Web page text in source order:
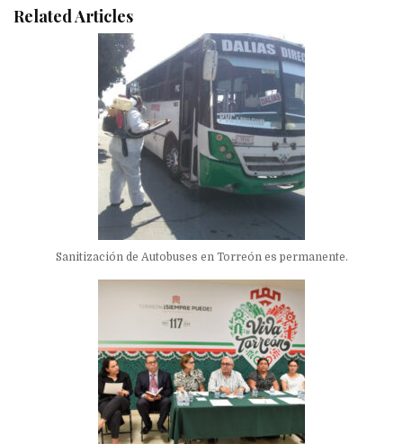
Related Articles
Sanitización de Autobuses en Torreón es permanente.